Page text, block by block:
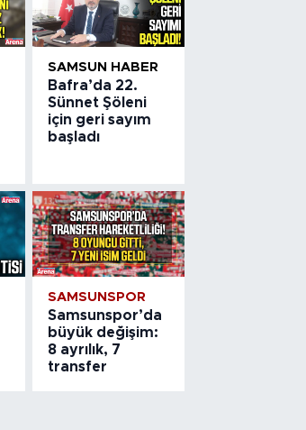
SAMSUN HABER
Bafra’da 22.
Sünnet Şöleni
için geri sayım
başladı
SAMSUNSPOR
Samsunspor’da
büyük değişim:
8 ayrılık, 7
transfer